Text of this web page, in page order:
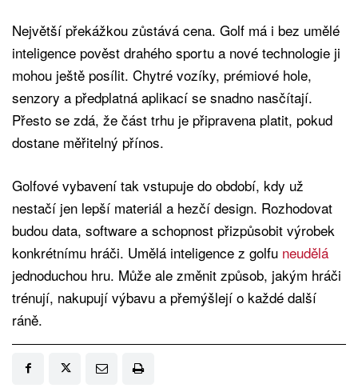
Největší překážkou zůstává cena. Golf má i bez umělé
inteligence pověst drahého sportu a nové technologie ji
mohou ještě posílit. Chytré vozíky, prémiové hole,
senzory a předplatná aplikací se snadno nasčítají.
Přesto se zdá, že část trhu je připravena platit, pokud
dostane měřitelný přínos.
Golfové vybavení tak vstupuje do období, kdy už
nestačí jen lepší materiál a hezčí design. Rozhodovat
budou data, software a schopnost přizpůsobit výrobek
konkrétnímu hráči. Umělá inteligence z golfu neudělá
jednoduchou hru. Může ale změnit způsob, jakým hráči
trénují, nakupují výbavu a přemýšlejí o každé další
ráně.